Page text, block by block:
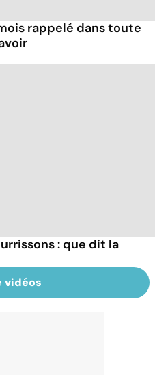
rappelé dans toute
: que dit la
vidéos